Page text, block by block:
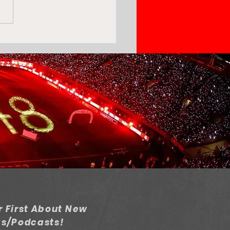
Sofia Rejects
1st Bid For
Bouras
First About New
Podcasts!